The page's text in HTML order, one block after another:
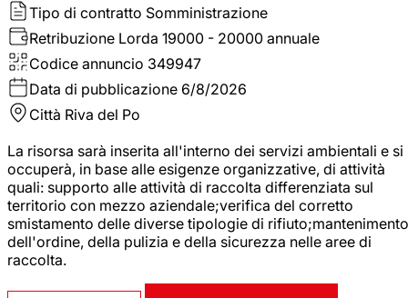
Tipo di contratto Somministrazione
Retribuzione Lorda 19000 - 20000 annuale
Codice annuncio 349947
Data di pubblicazione 6/8/2026
Città Riva del Po
La risorsa sarà inserita all'interno dei servizi ambientali e si
occuperà, in base alle esigenze organizzative, di attività
quali: supporto alle attività di raccolta differenziata sul
territorio con mezzo aziendale;verifica del corretto
smistamento delle diverse tipologie di rifiuto;mantenimento
dell'ordine, della pulizia e della sicurezza nelle aree di
raccolta.